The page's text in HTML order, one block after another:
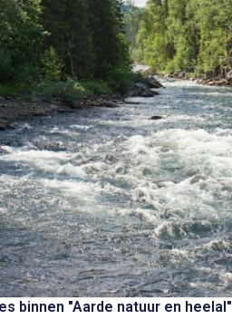
binnen "Aarde natuur en heelal"